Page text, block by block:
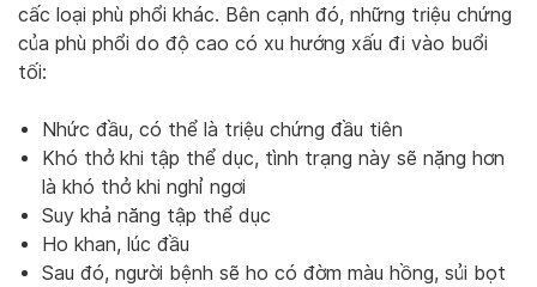
cấc loại phù phổi khác. Bên cạnh đó, những triệu chứng
của phù phổi do độ cao có xu hướng xấu đi vào buổi
tối:
Nhức đầu, có thể là triệu chứng đầu tiên
Khó thở khi tập thể dục, tình trạng này sẽ nặng hơn
là khó thở khi nghỉ ngơi
Suy khả năng tập thể dục
Ho khan, lúc đầu
Sau đó, người bệnh sẽ ho có đờm màu hồng, sủi bọt